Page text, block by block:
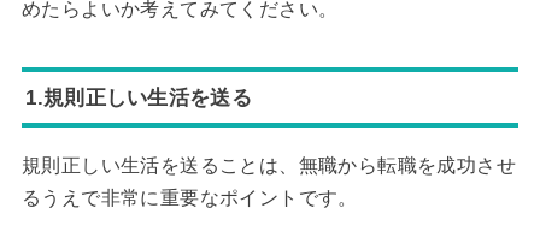
めたらよいか考えてみてください。
1.規則正しい生活を送る
規則正しい生活を送ることは、無職から転職を成功させ
るうえで非常に重要なポイントです。